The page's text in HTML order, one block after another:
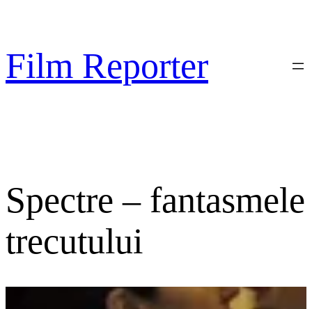
conținut
Film Reporter
Spectre – fantasmele
trecutului